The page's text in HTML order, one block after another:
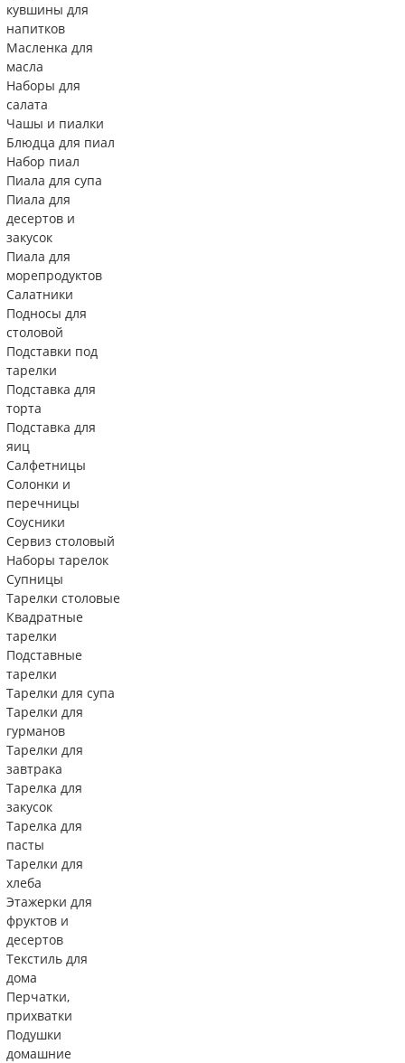
кувшины для
напитков
Масленка для
масла
Наборы для
салата
Чашы и пиалки
Блюдца для пиал
Набор пиал
Пиала для супа
Пиала для
десертов и
закусок
Пиала для
морепродуктов
Салатники
Подносы для
столовой
Подставки под
тарелки
Подставка для
торта
Подставка для
яиц
Салфетницы
Солонки и
перечницы
Соусники
Сервиз столовый
Наборы тарелок
Супницы
Тарелки столовые
Квадратные
тарелки
Подставные
тарелки
Тарелки для супа
Тарелки для
гурманов
Тарелки для
завтрака
Тарелка для
закусок
Тарелка для
пасты
Тарелки для
хлеба
Этажерки для
фруктов и
десертов
Текстиль для
дома
Перчатки,
прихватки
Подушки
домашние